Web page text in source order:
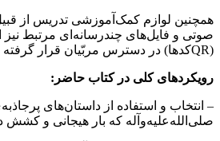
همچنین لوازم کمک‌آموزشی تدریس از
صوتی و فایل‌های چندرسانه‌ای مرتبط نیز
(QRکدها) در دسترس مربّیان قرار گرفته است.
رویکردهای کلی در کتاب حاضر:
– انتخاب و استفاده از داستان‌های
صلی‌الله‌علیه‌وآله‌ که بار هیجانی و کشش